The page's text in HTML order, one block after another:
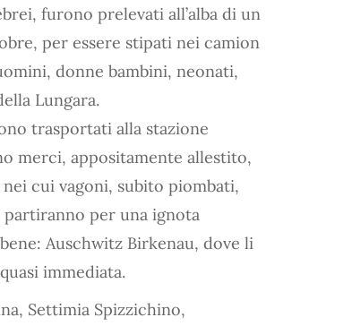
furono prelevati all’alba di un
per essere stipati nei camion
donne bambini, neonati,
Lungara.
trasportati alla stazione
merci, appositamente allestito,
cui vagoni, subito piombati,
per una ignota
Auschwitz Birkenau, dove li
immediata.
Settimia Spizzichino,